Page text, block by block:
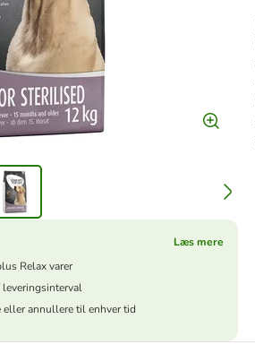
Læs mere
Relax varer
annullere til enhver tid